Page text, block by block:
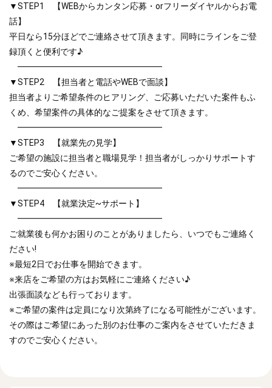
▼STEP1 【WEBからカンタン応募・orフリーダイヤルからお電
話】
平日なら15分ほどでご連絡させて頂きます。同時にラインをご登
録頂くと便利です♪
━━━━━━━━━━━━━━━━━
▼STEP2 【担当者と電話やWEBで面談】
担当者よりご希望条件のヒアリング、ご応募いただいた案件もふ
くめ、希望案件の具体的なご提案をさせて頂きます。
━━━━━━━━━━━━━━━━━
▼STEP3 【就業先の見学】
ご希望の施設に担当者と職場見学！担当者がしっかりサポートす
るのでご安心ください。
━━━━━━━━━━━━━━━━━
▼STEP4 【就業決定~サポート】
━━━━━━━━━━━━━━━━━
ご就業後も何かお困りのことがありましたら、いつでもご連絡く
ださい!
※最短2日でお仕事を開始できます。
※来店をご希望の方はお気軽にご連絡ください♪
出張面談なども行っております。
※ご希望の案件は定員になり次第終了になる可能性がございます。
その際はご希望にあった別のお仕事のご案内をさせていただきま
すのでご安心ください。